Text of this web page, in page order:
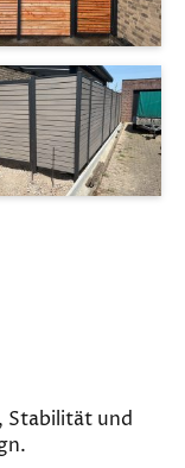
Stabilität und